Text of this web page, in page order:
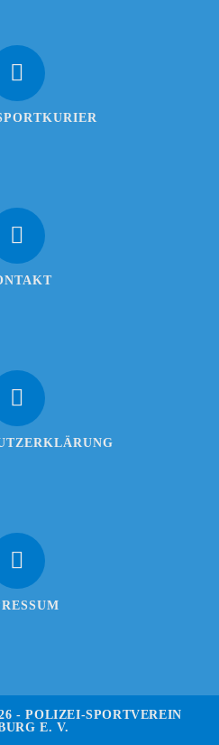
- POLIZEI-SPORTVEREIN
E. V.